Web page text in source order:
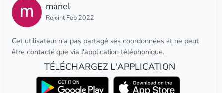
manel
Rejoint Feb 2022
Cet utilisateur n'a pas partagé ses coordonnées et ne peut
être contacté que via l'application téléphonique.
TÉLÉCHARGEZ L'APPLICATION